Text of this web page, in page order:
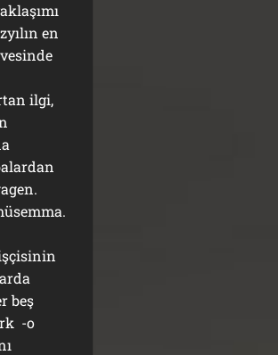
en
ilgi,
beş
-o